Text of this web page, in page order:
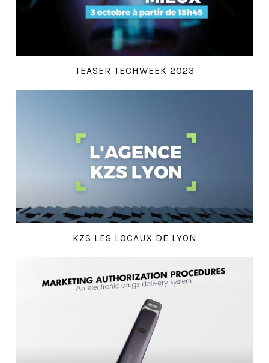
TEASER TECHWEEK 2023
KZS LES LOCAUX DE LYON